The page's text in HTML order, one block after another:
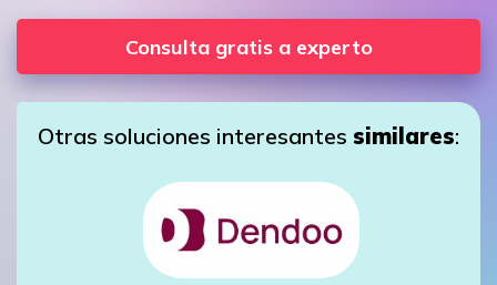
Consulta gratis a experto
Otras soluciones interesantes similares: